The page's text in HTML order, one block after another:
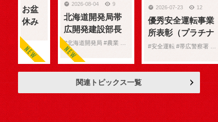
お盆
休み
知ら
せ
2026-08-04 9
北海道開発局帯
広開発建設部長
表彰（農業部
門）
2026-07-23 12
優秀安全運転事業
所表彰（プラチナ
賞）受賞
#安全運転 #帯広警察署 #表彰
関連トピックス一覧